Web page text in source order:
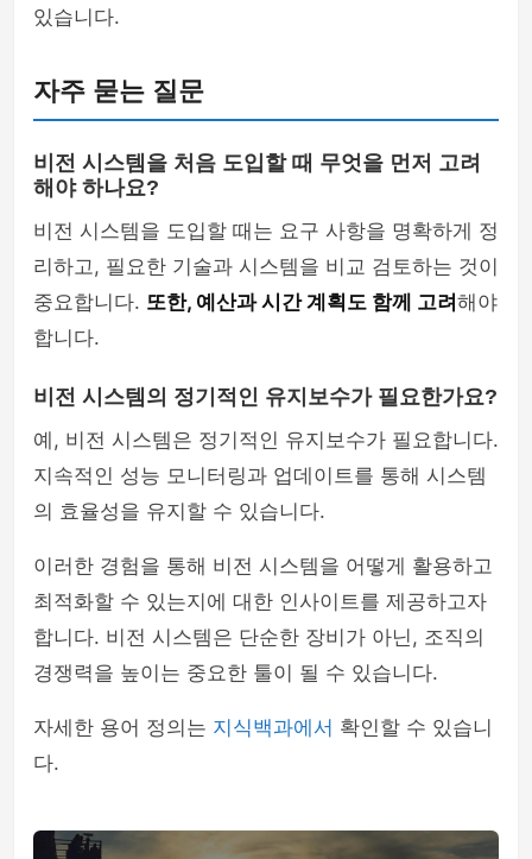
있습니다.
자주 묻는 질문
비전 시스템을 처음 도입할 때 무엇을 먼저 고려
해야 하나요?
비전 시스템을 도입할 때는 요구 사항을 명확하게 정
리하고, 필요한 기술과 시스템을 비교 검토하는 것이
중요합니다. 또한, 예산과 시간 계획도 함께 고려해야
합니다.
비전 시스템의 정기적인 유지보수가 필요한가요?
예, 비전 시스템은 정기적인 유지보수가 필요합니다.
지속적인 성능 모니터링과 업데이트를 통해 시스템
의 효율성을 유지할 수 있습니다.
이러한 경험을 통해 비전 시스템을 어떻게 활용하고
최적화할 수 있는지에 대한 인사이트를 제공하고자
합니다. 비전 시스템은 단순한 장비가 아닌, 조직의
경쟁력을 높이는 중요한 툴이 될 수 있습니다.
자세한 용어 정의는 지식백과에서 확인할 수 있습니
다.